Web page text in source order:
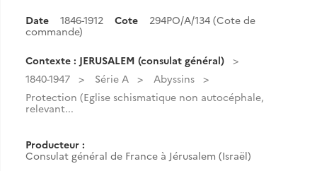
Date 1846-1912 Cote
294PO/A/134 (Cote de
commande)
Contexte : JERUSALEM (consulat général)
1840-1947
Série A
Abyssins
Protection (Eglise schismatique non autocéphale,
relevant...
Producteur :
Consulat général de France à Jérusalem (Israël)